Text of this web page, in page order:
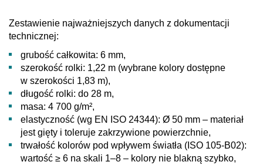
Zestawienie najważniejszych danych z dokumentacji
technicznej:
grubość całkowita: 6 mm,
szerokość rolki: 1,22 m (wybrane kolory dostępne
w szerokości 1,83 m),
długość rolki: do 28 m,
masa: 4 700 g/m²,
elastyczność (wg EN ISO 24344): Ø 50 mm – materiał
jest gięty i toleruje zakrzywione powierzchnie,
trwałość kolorów pod wpływem światła (ISO 105-B02):
wartość ≥ 6 na skali 1–8 – kolory nie blakną szybko,